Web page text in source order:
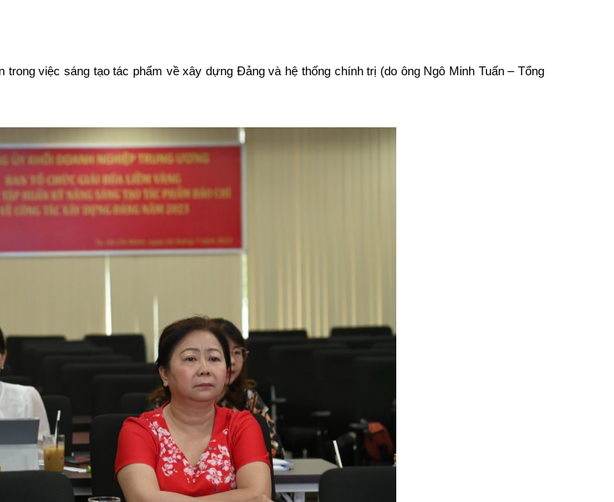
việc sáng tạo tác phẩm về xây dựng Đảng và hệ thống chính trị (do ông Ngô Minh Tuấn – Tổng